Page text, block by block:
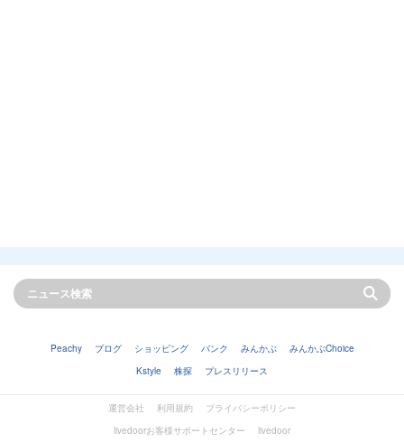
Peachy ブログ ショッピング バンク みんかぶ
みんかぶChoice
Kstyle
株探 プレスリリース
運営会社 利用規約
プライバシーポリシー
livedoorお客様サポートセンター
livedoor